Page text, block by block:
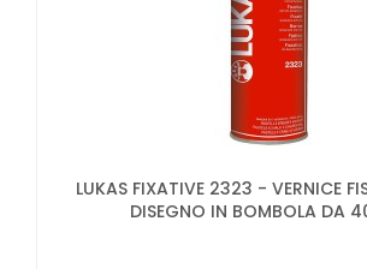
LUKAS FIXATIVE 2323 - VERNICE
DISEGNO IN BOMBOLA DA